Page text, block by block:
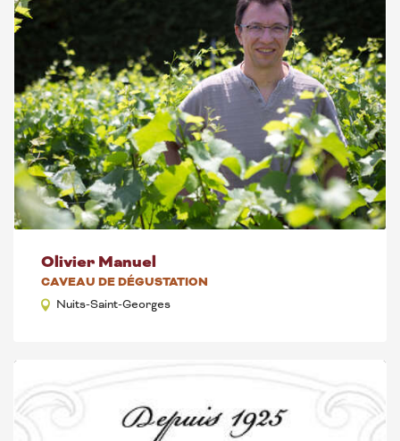
Olivier Manuel
CAVEAU DE DÉGUSTATION
Nuits-Saint-Georges